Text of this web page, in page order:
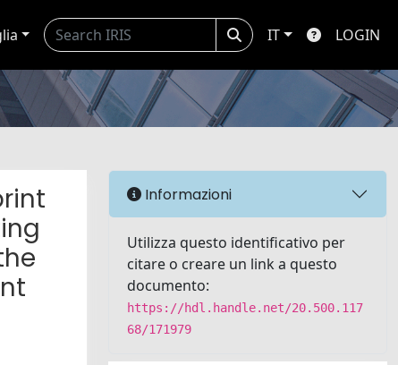
IT LOGIN
Informazioni
Utilizza questo identificativo per
citare o creare un link a questo
documento:
https://hdl.handle.net/20.500.117
68/171979